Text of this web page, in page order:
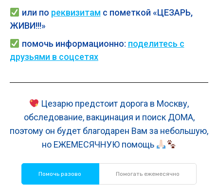
или по реквизитам с пометкой «ЦЕЗАРЬ,
ЖИВИ!!!»
помочь информационно: поделитесь с
друзьями в соцсетях
Цезарю предстоит дорога в Москву,
обследование, вакцинация и поиск ДОМА,
поэтому он будет благодарен Вам за небольшую,
но ЕЖЕМЕСЯЧНУЮ помощь
Помочь разово Помогать ежемесячно